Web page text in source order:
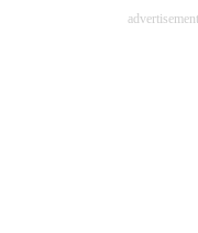
advertisement